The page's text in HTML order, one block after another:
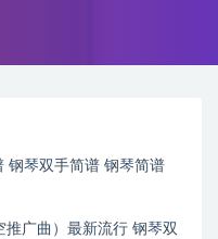
钢琴双手简谱 钢琴简谱
广曲）最新流行 钢琴双